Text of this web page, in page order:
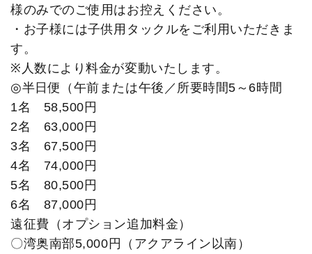
様のみでのご使用はお控えください。
・お子様には子供用タックルをご利用いただきま
す。
※人数により料金が変動いたします。
◎半日便（午前または午後／所要時間5～6時間
1名 58,500円
2名 63,000円
3名 67,500円
4名 74,000円
5名 80,500円
6名 87,000円
遠征費（オプション追加料金）
〇湾奥南部5,000円（アクアライン以南）